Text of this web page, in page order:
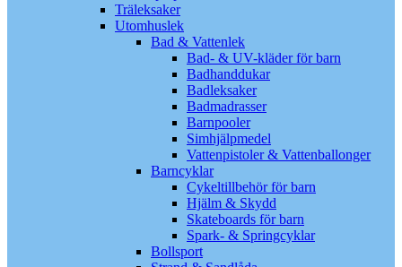
Träleksaker
Utomhuslek
Bad & Vattenlek
Bad- & UV-kläder för barn
Badhanddukar
Badleksaker
Badmadrasser
Barnpooler
Simhjälpmedel
Vattenpistoler & Vattenballonger
Barncyklar
Cykeltillbehör för barn
Hjälm & Skydd
Skateboards för barn
Spark- & Springcyklar
Bollsport